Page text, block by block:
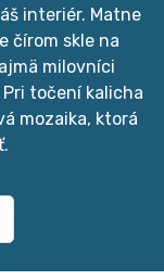
interiér. Matne
čírom skle na
milovníci
točení kalicha
mozaika, ktorá